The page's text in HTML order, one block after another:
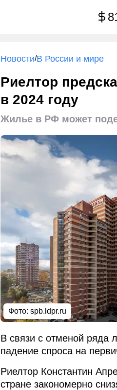
Новости/В России и мире
Риелтор
в 2024 году
Жилье в РФ может
Фото: spb.ldpr.ru
В связи с отменой ряда
падение спроса на
Риелтор Константин
стране закономерно